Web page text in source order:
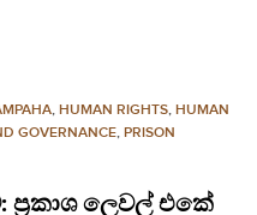
, HUMAN RIGHTS, HUMAN
GOVERNANCE, PRISON
ප්‍රකාශ ලෙවල් එකේ